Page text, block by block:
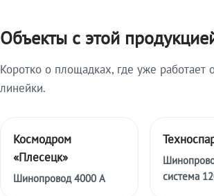
Объекты с этой
Коротко о площадках, где уже работает
линейки.
Космодром
«Плесецк»
Шинопровод 4000 А
система